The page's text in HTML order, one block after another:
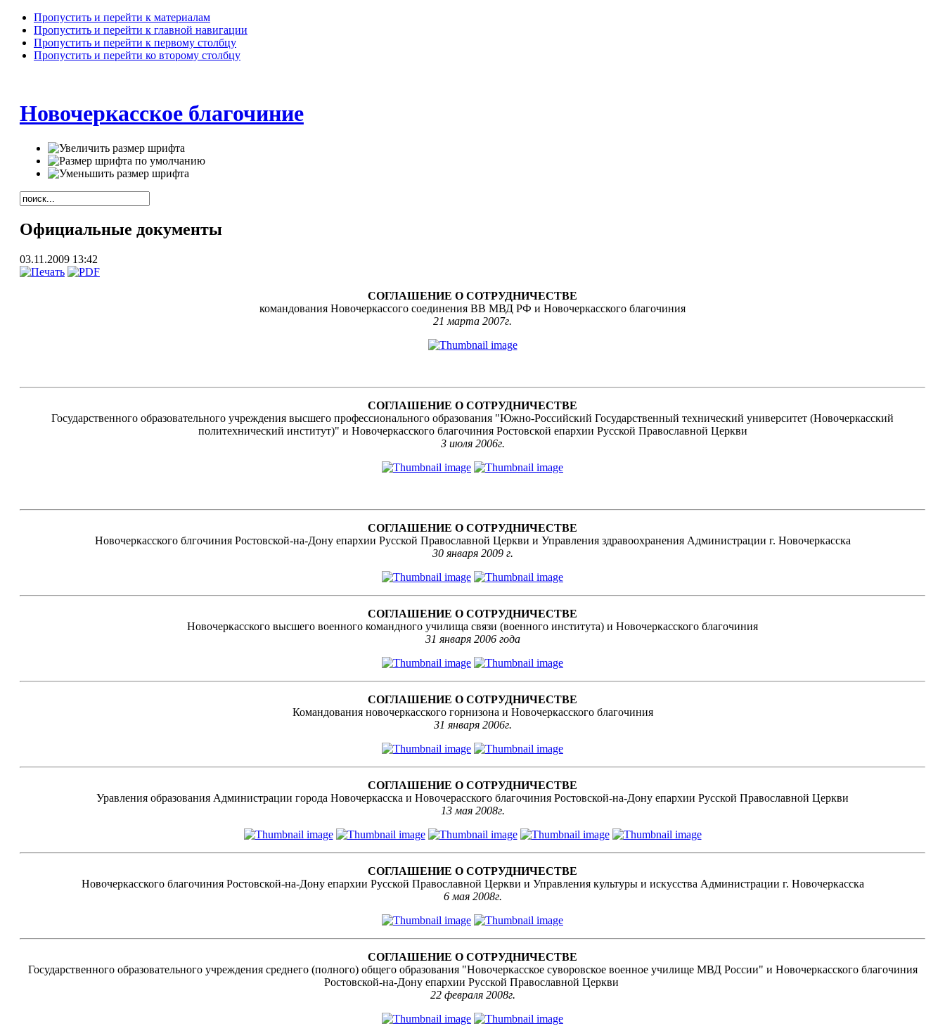
Пропустить и перейти к материалам
Пропустить и перейти к главной навигации
Пропустить и перейти к первому столбцу
Пропустить и перейти ко второму столбцу
Новочеркасское благочиние
Официальные документы
03.11.2009 13:42
СОГЛАШЕНИЕ О СОТРУДНИЧЕСТВЕ
командования Новочеркассого соединения ВВ МВД РФ и Новочеркасского благочиния
21 марта 2007г.
СОГЛАШЕНИЕ О СОТРУДНИЧЕСТВЕ
Государственного образовательного учреждения высшего профессионального образования "Южно-Российский Государственный технический университет (Новочеркасский
политехнический институт)" и Новочеркасского благочиния Ростовской епархии Русской Православной Церкви
3 июля 2006г.
СОГЛАШЕНИЕ О СОТРУДНИЧЕСТВЕ
Новочеркасского блгочиния Ростовской-на-Дону епархии Русской Православной Церкви и Управления здравоохранения Администрации г. Новочеркасска
30 января 2009 г.
СОГЛАШЕНИЕ О СОТРУДНИЧЕСТВЕ
Новочеркасского высшего военного командного училища связи (военного института) и Новочеркасского благочиния
31 января 2006 года
СОГЛАШЕНИЕ О СОТРУДНИЧЕСТВЕ
Командования новочеркасского горнизона и Новочеркасского благочиния
31 января 2006г.
СОГЛАШЕНИЕ О СОТРУДНИЧЕСТВЕ
Уравления образования Администрации города Новочеркасска и Новочерасского благочиния Ростовской-на-Дону епархии Русской Православной Церкви
13 мая 2008г.
СОГЛАШЕНИЕ О СОТРУДНИЧЕСТВЕ
Новочеркасского благочиния Ростовской-на-Дону епархии Русской Православной Церкви и Управления культуры и искусства Администрации г. Новочеркасска
6 мая 2008г.
СОГЛАШЕНИЕ О СОТРУДНИЧЕСТВЕ
Государственного образовательного учреждения среднего (полного) общего образования "Новочеркасское суворовское военное училище МВД России" и Новочеркасского благочиния
Ростовской-на-Дону епархии Русской Православной Церкви
22 февраля 2008г.